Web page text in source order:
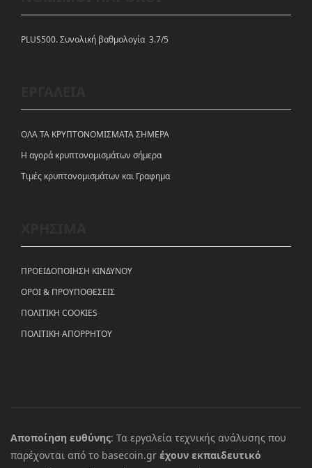
PLUS500. Συνολική βαθμολογία 3.7/5
ΟΛΑ ΤΑ ΚΡΥΠΤΟΝΟΜΙΣΜΑΤΑ ΣΗΜΕΡΑ
Η αγορά κρυπτονομισμάτων σήμερα
Tιμές κρυπτονομισμάτων και Γραφημα
ΠΡΟΕΙΔΟΠΟΙΗΣΗ ΚΙΝΔΥΝΟΥ
ΟΡΟΙ & ΠΡΟΥΠΟΘΕΣΕΙΣ
ΠΟΛΙΤΙΚΗ COOKIES
ΠΟΛΙΤΙΚΗ ΑΠΟΡΡΗΤΟΥ
Αποποίηση ευθύνης: Τα εργαλεία τεχνικής ανάλυσης που
παρέχονται από το basecoin.gr έχουν εκπαιδευτικό